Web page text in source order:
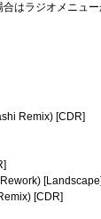
はラジオメニュ
Remix) [CDR]
[Landscape]
[CDR]